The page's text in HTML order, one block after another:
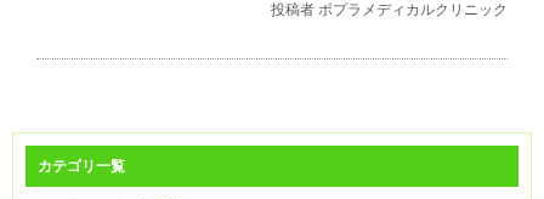
投稿者 ポプラメディカルクリニック
カテゴリ一覧